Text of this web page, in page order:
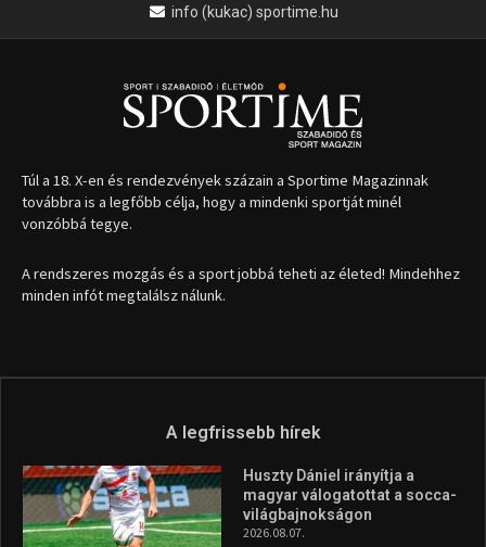
info (kukac) sportime.hu
Túl a 18. X-en és rendezvények százain a Sportime Magazinnak
továbbra is a legfőbb célja, hogy a mindenki sportját minél
vonzóbbá tegye.
A rendszeres mozgás és a sport jobbá teheti az életed! Mindehhez
minden infót megtalálsz nálunk.
A legfrissebb hírek
Huszty Dániel irányítja a
magyar válogatottat a socca-
világbajnokságon
2026.08.07.